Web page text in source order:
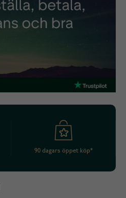
90 dagars öppet köp*